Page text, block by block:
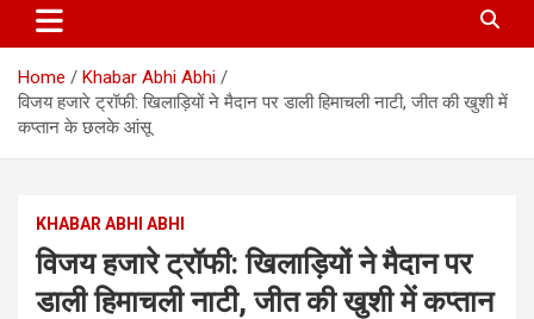
Home
Khabar Abhi Abhi
विजय हजारे ट्रॉफी: खिलाड़ियों ने मैदान पर डाली हिमाचली नाटी, जीत की खुशी में
कप्तान के छलके आंसू
KHABAR ABHI ABHI
विजय हजारे ट्रॉफी: खिलाड़ियों ने मैदान पर
डाली हिमाचली नाटी, जीत की खुशी में कप्तान